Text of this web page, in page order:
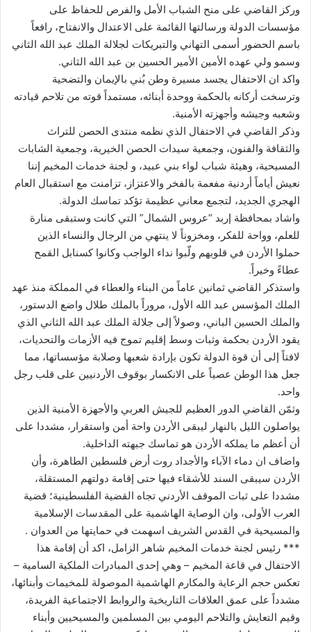
وركز القاضي على منح الشباب الأمل والفرص للحفاظ على
مؤسسات الدولة ورسالتها القائمة على الاعتدال والانفتاح، رافعاً
باسم الحضور أسمى التهاني والتبريكات لجلالة الملك عبد الله الثاني
وسمو ولي عهده الأمين الأمير الحسين بن عبد الله الثاني.
واكد ان الاحتفال يجسد مسيرة وطن بُني بالإيمان والتضحية
وترسخت أركانه بالحكمة ووحدة أبنائه، مستمداً قوته من تلاحم قيادته
وشعبه وجيشه وأجهزته الأمنية.
وذكر القاضي في الاحتفال الذي نظمه منتدى الحصن للتراث
والثقافة والفنون، وجمعية سيدات الحصن الخيرية، وجمعية الشابات
المسيحية، وهيئة شباب لواء بني عبيد، و لجنة خدمات المخيم إننا
نعيش أياماً أردنية مفعمة بالفخر والاعتزاز، تزامنت مع استقبال العام
الهجري الجديد، لتجمع معاني عظيمة تؤكد تماسك الدولة.
واشاد بمحافظة إربد “عروس الشمال” التي كانت وستبقى منارة
للعلم، وواحة للفكر، ومخزوناً لا ينتهي من الرجال والنساء الذين
حملوا الأردن في قلوبهم ولّبوا نداء الواجب وكانوا كسنابل القمح
عطاءً وخيراً.
واستذكر القاضي ثمانين عاماً من البناء والعطاء في المملكة منذ عهد
الملك المؤسس عبد الله الأول، مروراً بالملك طلال واضع الدستور،
والملك الحسين الباني، وصولاً إلى جلالة الملك عبد الله الثاني الذي
يقود الأردن بحكمة وثبات وسط إقليم تموج فيه الأزمات والتحديات،
لافتاً إلى أن قوة الدولة تكون بإرادة شعبها وصلابة مؤسساتها، مما
جعل هذا الوطن عصياً على الانكسار بوقوف الأردنيين على قلب رجل
واحد.
وثمّن القاضي الدور العظيم للجيش العربي والأجهزة الأمنية الذين
يواصلون الليل بالنهار ليبقى الأردن واحة أمن واستقرار، مشددا على
أن أعظم ما يملكه الأردن هو تماسك جبهته الداخلية.
واضاف ان دماء الآباء والأجداد روت أرض فلسطين الطاهرة، وأن
الأردن سيبقى السند للأشقاء فيها حتى إقامة دولتهم المستقلة،
مشددا على ثبات الموقف الأردني تجاه القضية الفلسطينية؛ قضية
العرب الأولى، وان الوصاية الهاشمية على المقدسات الإسلامية
والمسيحية في القدس الشريف اسهمت في حمايتها من العدوان .
*** رئيس لجنة خدمات المخيم شاهر الزامل، اكد أن إقامة هذا
الاحتفال في قاعة المخيم – وهي إحدى المبادرات الملكية السامية –
تعكس حجم الرعاية والمكارم الهاشمية الموصولة للمخيمات وأبنائها،
مشدداً على عمق العلاقات التاريخية والروابط الاجتماعية الفريدة،
وقيم التعايش والتلاحم اليومي بين المسلمين والمسيحيين وأبناء